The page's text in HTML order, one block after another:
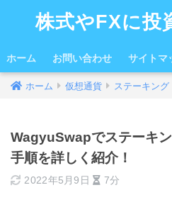
株式やFXに投
ホーム お問い合わせ サイトマ
ホーム 仮想通貨 ステーキング
WagyuSwapでステーキ
手順を詳しく紹介！
2022年5月9日 7分